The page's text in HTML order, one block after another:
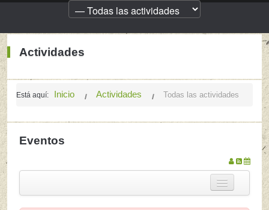
Actividades
Está aquí: Inicio Actividades Todas las actividades
Eventos